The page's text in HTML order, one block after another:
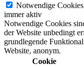
Notwendige Cookies
immer aktiv
Notwendige Cookies
der Website unbedingt
grundlegende
Website, anonym.
Cookie